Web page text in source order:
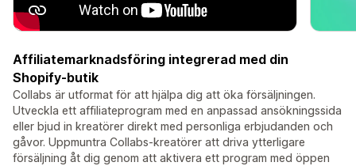
Affiliatemarknadsföring integrerad med din
Shopify-butik
Collabs är utformat för att hjälpa dig att öka försäljningen.
Utveckla ett affiliateprogram med en anpassad ansökningssida
eller bjud in kreatörer direkt med personliga erbjudanden och
gåvor. Uppmuntra Collabs-kreatörer att driva ytterligare
försäljning åt dig genom att aktivera ett program med öppen